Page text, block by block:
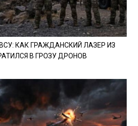
КАК ГРАЖДАНСКИЙ ЛАЗЕР ИЗ
В ГРОЗУ ДРОНОВ